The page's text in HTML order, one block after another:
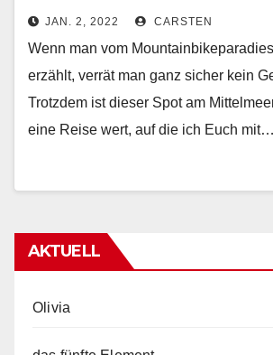
JAN. 2, 2022 CARSTEN
Wenn man vom
erzählt, verrät man ganz sicher kein
Trotzdem ist dieser Spot am
eine Reise wert, auf die ich Euch mit…
AKTUELL
Olivia